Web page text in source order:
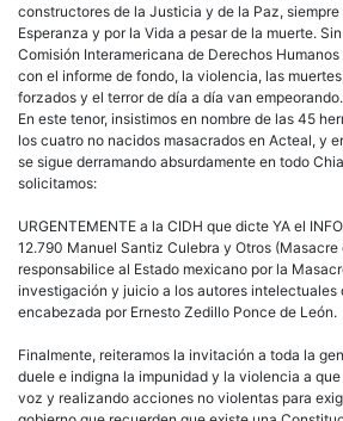
constructores de la Justicia y de la Paz, siempre
Esperanza y por la Vida a pesar de la muerte.
Comisión Interamericana de Derechos
con el informe de fondo, la violencia, las
forzados y el terror de día a día van
En este tenor, insistimos en nombre de las 45
los cuatro no nacidos masacrados en Acteal, y
se sigue derramando absurdamente en todo
solicitamos:
URGENTEMENTE a la CIDH que dicte YA el
12.790 Manuel Santiz Culebra y Otros
responsabilice al Estado mexicano por la
investigación y juicio a los autores intelectuales
encabezada por Ernesto Zedillo Ponce de León.
Finalmente, reiteramos la invitación a toda la
duele e indigna la impunidad y la violencia a
voz y realizando acciones no violentas para